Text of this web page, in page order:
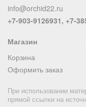
info@orchid22.ru
+7-903-9126931, +7-
Магазин
Корзина
Оформить заказ
При использовании
прямой ссылки на